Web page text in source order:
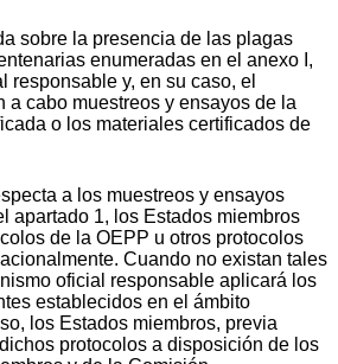
sobre la presencia de las plagas
enumeradas en el anexo I,
responsable y, en su caso, el
a cabo muestreos y ensayos de la
o los materiales certificados de
a los muestreos y ensayos
apartado 1, los Estados miembros
de la OEPP u otros protocolos
Cuando no existan tales
oficial responsable aplicará los
establecidos en el ámbito
los Estados miembros, previa
protocolos a disposición de los